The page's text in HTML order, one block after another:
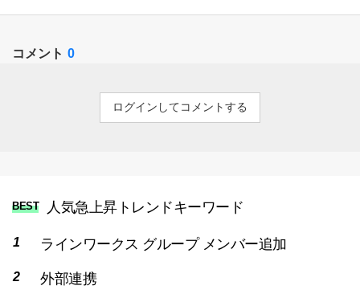
コメント 0
ログインしてコメントする
BEST 人気急上昇トレンドキーワード
ラインワークス グループ メンバー追加
外部連携